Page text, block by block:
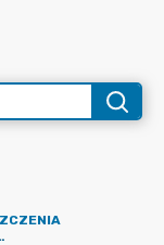
– REALIZACJA INWESTYCJI NA DZIAŁKACH O NR EWID. 171, 173, 158, 153/2 OBRĘB EWIDENCYJNY WIENIEC, GMINA MOGILNO.